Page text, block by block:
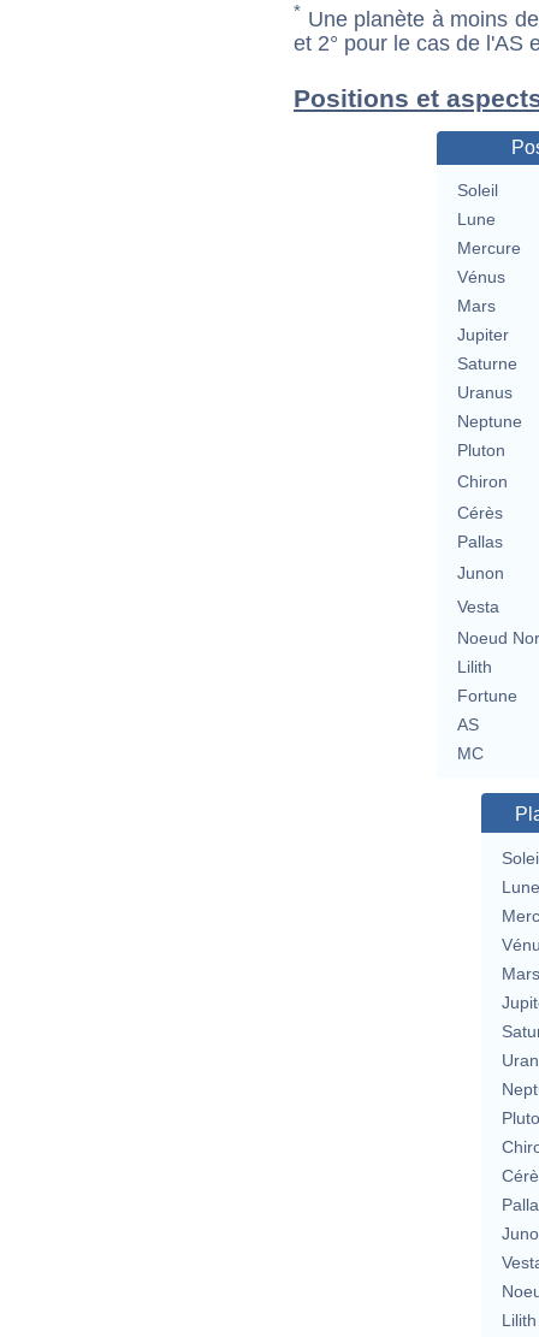
* Une planète à moins
et 2° pour le cas de l'AS
Positions et
Soleil
Lune
Mercure
Vénus
Mars
Jupiter
Saturne
Uranus
Neptune
Pluton
Chiron
Cérès
Pallas
Junon
Vesta
Noeud
Lilith
Fortune
AS
MC
Lune
Mars
Lilith